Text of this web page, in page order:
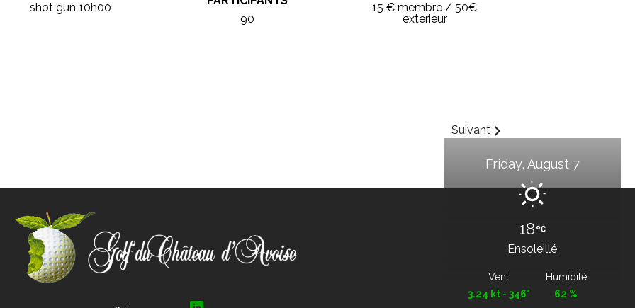
shot gun 10h00
90
15 € membre / 50€
exterieur
Suivant
Friday, August 7
18
Ensoleillé
Vent
3.24 kt - 346°
Humidité
62 %